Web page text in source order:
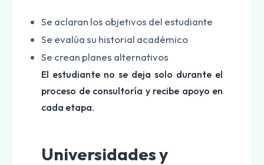
Se aclaran los objetivos del estudiante
Se evalúa su historial académico
Se crean planes alternativos
El estudiante no se deja solo durante el
proceso de consultoría y recibe apoyo en
cada etapa.
Universidades y